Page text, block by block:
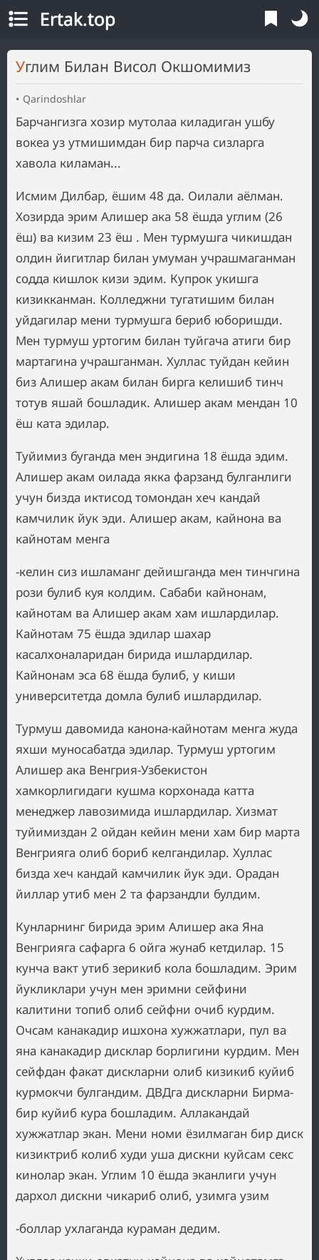
Ertak.top
Углим Билан Висол Окшомимиз
Qarindoshlar
Барчангизга хозир мутолаа киладиган ушбу
вокеа уз утмишимдан бир парча сизларга
хавола киламан...
Исмим Дилбар, ёшим 48 да. Оилали аёлман.
Хозирда эрим Алишер ака 58 ёшда углим (26
ёш) ва кизим 23 ёш . Мен турмушга чикишдан
олдин йигитлар билан умуман учрашмаганман
содда кишлок кизи эдим. Купрок укишга
кизикканман. Колледжни тугатишим билан
уйдагилар мени турмушга бериб юборишди.
Мен турмуш уртогим билан туйгача атиги бир
мартагина учрашганман. Хуллас туйдан кейин
биз Алишер акам билан бирга келишиб тинч
тотув яшай бошладик. Алишер акам мендан 10
ёш ката эдилар.
Туйимиз буганда мен эндигина 18 ёшда эдим.
Алишер акам оилада якка фарзанд булганлиги
учун бизда иктисод томондан хеч кандай
камчилик йук эди. Алишер акам, кайнона ва
кайнотам менга
-келин сиз ишламанг дейишганда мен тинчгина
рози булиб куя колдим. Сабаби кайнонам,
кайнотам ва Алишер акам хам ишлардилар.
Кайнотам 75 ёшда эдилар шахар
касалхоналаридан бирида ишлардилар.
Кайнонам эса 68 ёшда булиб, у киши
университетда домла булиб ишлардилар.
Турмуш давомида канона-кайнотам менга жуда
яхши муносабатда эдилар. Турмуш уртогим
Алишер ака Венгрия-Узбекистон
хамкорлигидаги кушма корхонада катта
менеджер лавозимида ишлардилар. Хизмат
туйимиздан 2 ойдан кейин мени хам бир марта
Венгрияга олиб бориб келгандилар. Хуллас
бизда хеч кандай камчилик йук эди. Орадан
йиллар утиб мен 2 та фарзандли булдим.
Кунларнинг бирида эрим Алишер ака Яна
Венгрияга сафарга 6 ойга жунаб кетдилар. 15
кунча вакт утиб зерикиб кола бошладим. Эрим
йукликлари учун мен эримни сейфини
калитини топиб олиб сейфни очиб курдим.
Очсам канакадир ишхона хужжатлари, пул ва
яна канакадир дисклар борлигини курдим. Мен
сейфдан факат дискларни олиб кизикиб куйиб
курмокчи булгандим. ДВДга дискларни Бирма-
бир куйиб кура бошладим. Аллакандай
хужжатлар экан. Мени номи ёзилмаган бир диск
кизиктриб колиб худи уша дискни куйсам секс
кинолар экан. Углим 10 ёшда эканлиги учун
дархол дискни чикариб олиб, узимга узим
-боллар ухлаганда кураман дедим.